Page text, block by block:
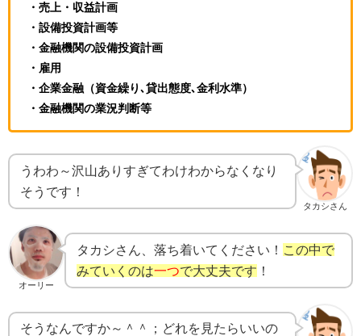
・売上・収益計画
・設備投資計画等
・金融機関の設備投資計画
・雇用
・企業金融（資金繰り､貸出態度､金利水準）
・金融機関の業況判断等
タカシさん
うわわ～沢山ありすぎてわけわからなくなり
そうです！
オーリー
タカシさん、落ち着いてください！
この中で
みていくのは一つで大丈夫です ！
そうなんですか～＾＾；どれを見たらいいの